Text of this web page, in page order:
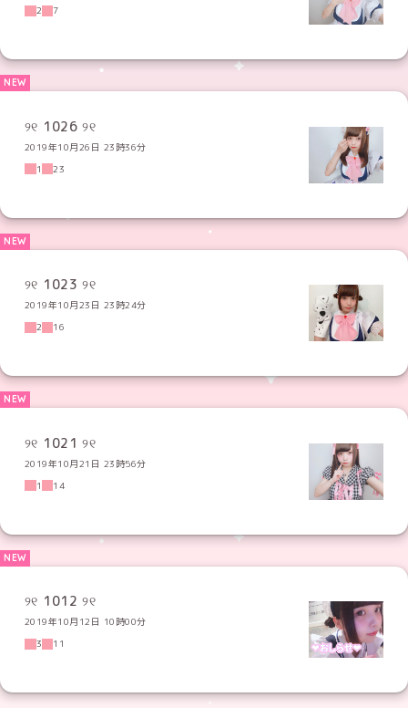
2
7
୨୧ 1026 ୨୧
2019年10月26日 23時36分
1
23
୨୧ 1023 ୨୧
2019年10月23日 23時24分
2
16
୨୧ 1021 ୨୧
2019年10月21日 23時56分
1
14
୨୧ 1012 ୨୧
2019年10月12日 10時00分
3
11